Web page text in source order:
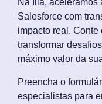
Na ília, aceleramos
Salesforce com
impacto real. Conte
transformar
máximo valor da
Preencha o
especialistas para